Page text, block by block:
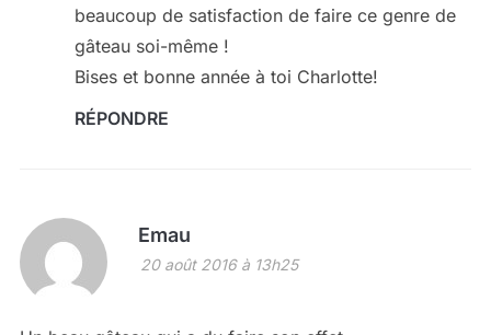
beaucoup de satisfaction de faire ce genre de
gâteau soi-même !
Bises et bonne année à toi Charlotte!
RÉPONDRE
Emau
20 août 2016 à 13h25